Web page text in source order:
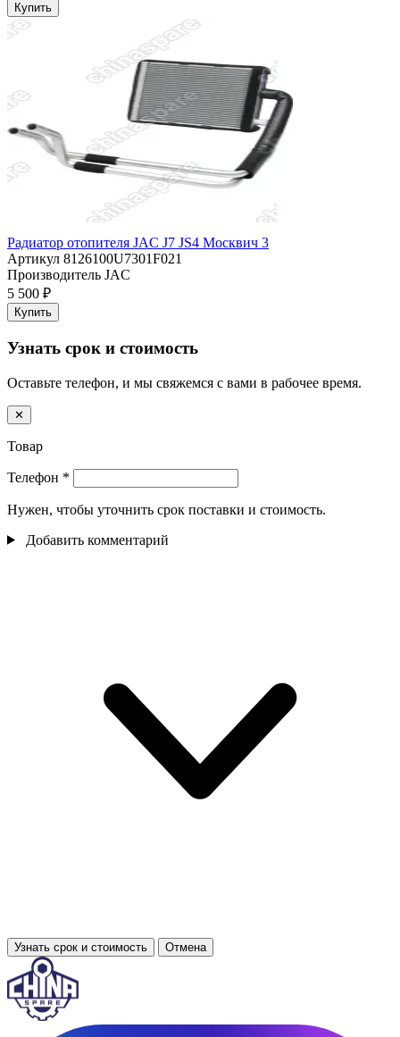
Купить
Радиатор отопителя JAC J7 JS4 Москвич 3
Артикул 8126100U7301F021
Производитель JAC
5 500 ₽
Купить
Узнать срок и стоимость
Оставьте телефон, и мы свяжемся с вами в рабочее время.
✕
Товар
Телефон *
Нужен, чтобы уточнить срок поставки и стоимость.
Добавить комментарий
Узнать срок и стоимость Отмена